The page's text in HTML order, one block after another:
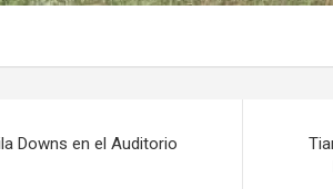
Downs en el Auditorio